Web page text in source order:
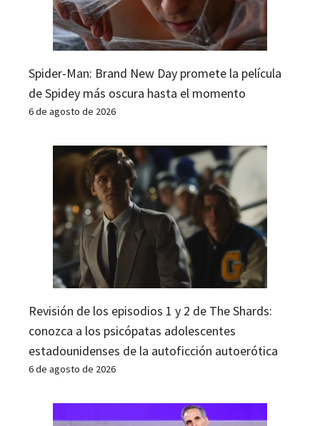
Spider-Man: Brand New Day promete la película
de Spidey más oscura hasta el momento
6 de agosto de 2026
Revisión de los episodios 1 y 2 de The Shards:
conozca a los psicópatas adolescentes
estadounidenses de la autoficción autoerótica
6 de agosto de 2026